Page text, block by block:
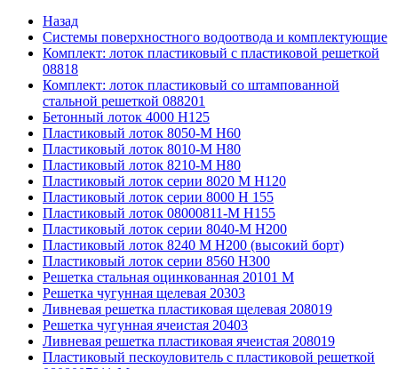
Назад
Системы поверхностного водоотвода и комплектующие
Комплект: лоток пластиковый с пластиковой решеткой
08818
Комплект: лоток пластиковый со штампованной
стальной решеткой 088201
Бетонный лоток 4000 Н125
Пластиковый лоток 8050-М H60
Пластиковый лоток 8010-М H80
Пластиковый лоток 8210-М H80
Пластиковый лоток серии 8020 М H120
Пластиковый лоток серии 8000 Н 155
Пластиковый лоток 08000811-М H155
Пластиковый лоток серии 8040-М H200
Пластиковый лоток 8240 M H200 (высокий борт)
Пластиковый лоток серии 8560 Н300
Решетка стальная оцинкованная 20101 М
Решетка чугунная щелевая 20303
Ливневая решетка пластиковая щелевая 208019
Решетка чугунная ячеистая 20403
Ливневая решетка пластиковая ячеистая 208019
Пластиковый пескоуловитель с пластиковой решеткой